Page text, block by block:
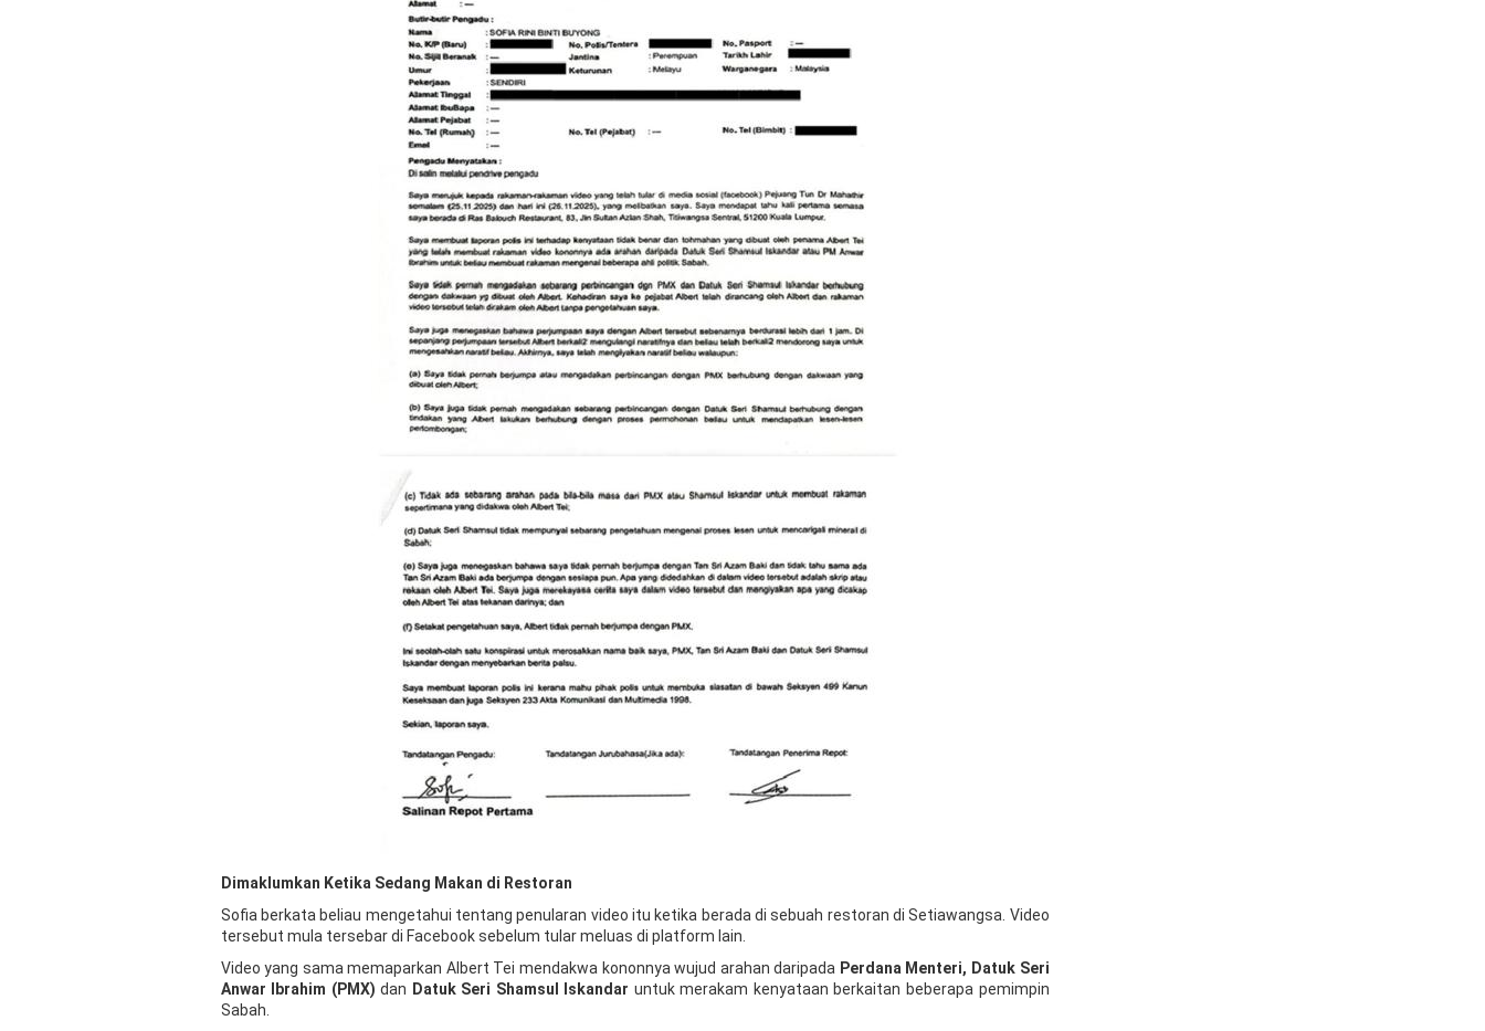
Dimaklumkan Ketika Sedang Makan di Restoran
Sofia berkata beliau mengetahui tentang penularan video itu ketika berada di sebuah restoran di Setiawangsa. Video
tersebut mula tersebar di Facebook sebelum tular meluas di platform lain.
Video yang sama memaparkan Albert Tei mendakwa kononnya wujud arahan daripada Perdana Menteri, Datuk Seri
Anwar Ibrahim (PMX) dan Datuk Seri Shamsul Iskandar untuk merakam kenyataan berkaitan beberapa pemimpin
Sabah.